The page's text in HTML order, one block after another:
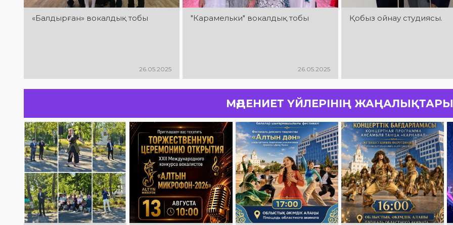
«Балдырған» вокалдық тобы
26.05.2025
"Карамельки" вокалдық тобы
26.05.2025
Қобыз ойнау студиясы.
МӘДЕНИЕТ ҮЙЛЕРІНІҢ ЖАҢАЛЫҚТАРЫ